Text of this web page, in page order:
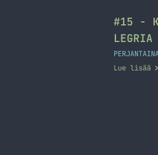
#15 -
Lue lisää